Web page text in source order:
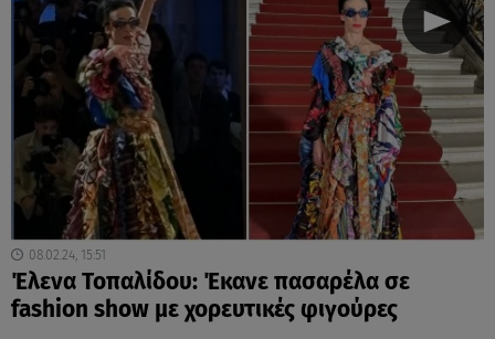
08.02.24, 15:51
Έλενα Τοπαλίδου: Έκανε πασαρέλα σε
fashion show με χορευτικές φιγούρες